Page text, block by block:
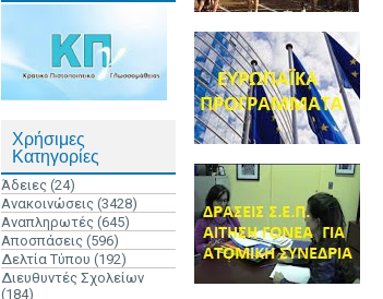
Χρήσιμες
Κατηγορίες
Άδειες (24)
Ανακοινώσεις (3428)
Αναπληρωτές (645)
Αποσπάσεις (596)
Δελτία Τύπου (192)
Διευθυντές Σχολείων
(184)